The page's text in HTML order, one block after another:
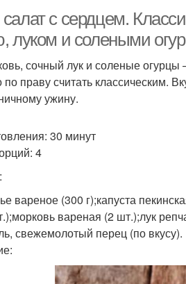
перца
перцем Салат из
солеными
Вкусный
Салат с
с сердцем.
луком и солеными
сочный лук и соленые огурцы
праву считать классическим.
ужину.
30 минут
4
вареное (300 г);капуста
вареная (2 шт.);лук
свежемолотый перец (по вкусу).